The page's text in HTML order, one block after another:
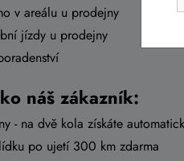
v areálu u prodejny
jízdy u prodejny
náš zákazník:
- na dvě kola získáte
po ujetí 300 km zdarma